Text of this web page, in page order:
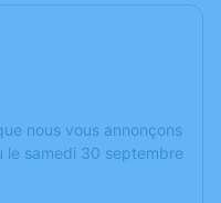
nous vous annonçons
le samedi 30 septembre